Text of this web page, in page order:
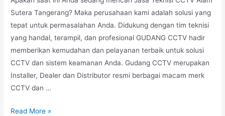
Sutera Tangerang? Maka perusahaan kami adalah solusi yang
tepat untuk permasalahan Anda. Didukung dengan tim teknisi
yang handal, terampil, dan profesional GUDANG CCTV hadir
memberikan kemudahan dan pelayanan terbaik untuk solusi
CCTV dan sistem keamanan Anda. Gudang CCTV merupakan
Installer, Dealer dan Distributor resmi berbagai macam merk
CCTV dan …
Read More »